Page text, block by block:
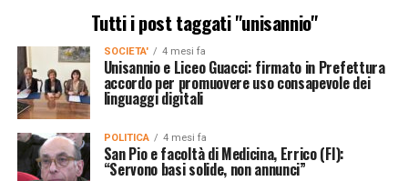
Tutti i post taggati "unisannio"
SOCIETA' 4 mesi fa
Unisannio e Liceo Guacci: firmato in Prefettura
accordo per promuovere uso consapevole dei
linguaggi digitali
POLITICA 4 mesi fa
San Pio e facoltà di Medicina, Errico (FI):
“Servono basi solide, non annunci”